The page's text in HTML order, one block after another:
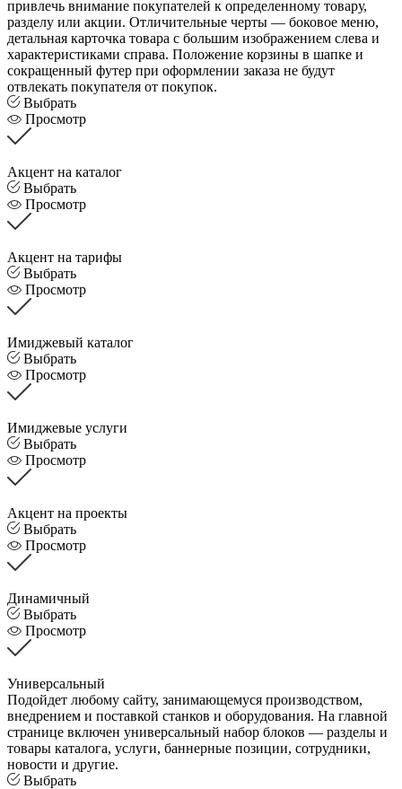
привлечь внимание покупателей к определенному товару,
разделу или акции. Отличительные черты — боковое меню,
детальная карточка товара с большим изображением слева и
характеристиками справа. Положение корзины в шапке и
сокращенный футер при оформлении заказа не будут
отвлекать покупателя от покупок.
Выбрать
Просмотр
Акцент на каталог
Выбрать
Просмотр
Акцент на тарифы
Выбрать
Просмотр
Имиджевый каталог
Выбрать
Просмотр
Имиджевые услуги
Выбрать
Просмотр
Акцент на проекты
Выбрать
Просмотр
Динамичный
Выбрать
Просмотр
Универсальный
Подойдет любому сайту, занимающемуся производством,
внедрением и поставкой станков и оборудования. На главной
странице включен универсальный набор блоков — разделы и
товары каталога, услуги, баннерные позиции, сотрудники,
новости и другие.
Выбрать